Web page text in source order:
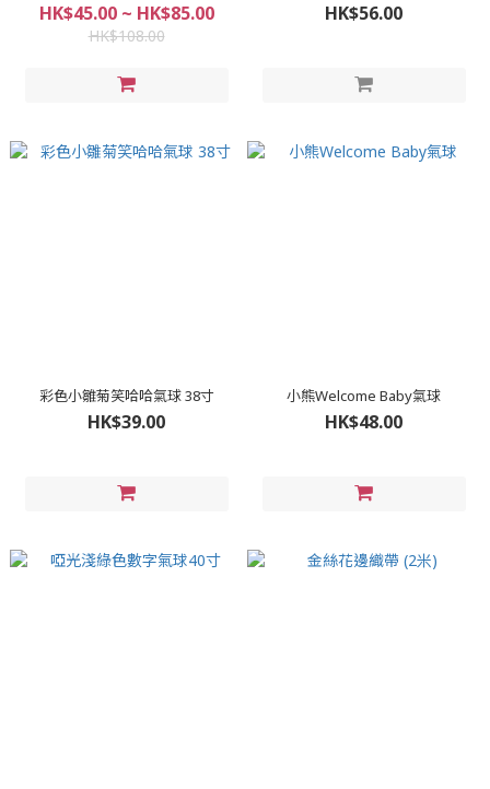
HK$45.00 ~ HK$85.00
HK$108.00
HK$56.00
彩色小雛菊笑哈哈氣球 38寸
HK$39.00
小熊Welcome Baby氣球
HK$48.00